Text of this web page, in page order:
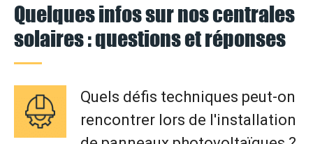
Quelques infos sur nos centrales
solaires : questions et réponses
Quels défis techniques peut-on
rencontrer lors de l'installation